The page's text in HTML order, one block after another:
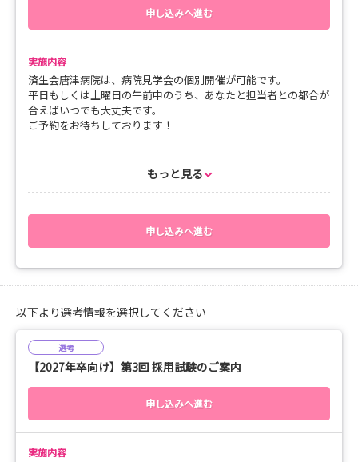
申し込みへ進む
実施内容
済生会唐津病院は、病院見学会の個別開催が可能です。
平日もしくは土曜日の午前中のうち、あなたと担当者との都合が
合えばいつでも大丈夫です。
ご予約をお待ちしております！
もっと見る
申し込みへ進む
以下より選考情報を選択してください
選考
【2027年卒向け】第3回 採用試験のご案内
申し込みへ進む
実施内容